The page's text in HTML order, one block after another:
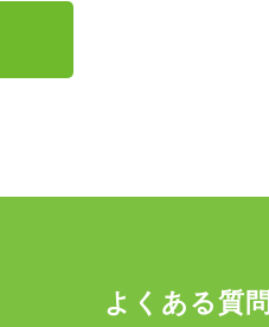
よくある質問